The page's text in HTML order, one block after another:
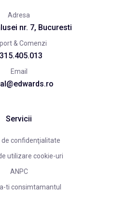
Adresa
nr. 7, Bucuresti
& Comenzi
Email
Servicii
de confidenţialitate
utilizare cookie-uri
ANPC
ti consimtamantul